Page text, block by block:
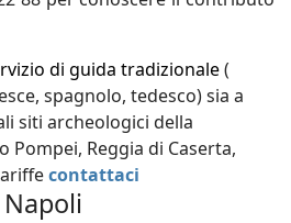
di guida tradizionale(
spagnolo, tedesco) sia a
siti archeologici della
Pompei, Reggia di Caserta,
contattaci